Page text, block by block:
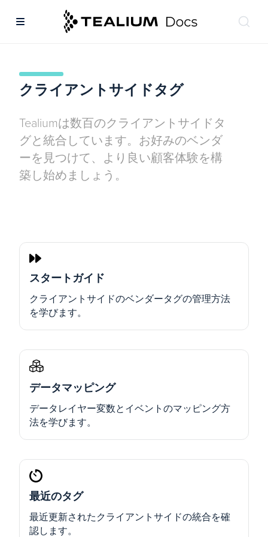
クライアントサイドタグ
Tealiumは数百のクライアントサイドタ
グと統合しています。お好みのベンダ
ーを見つけて、より良い顧客体験を構
築し始めましょう。
スタートガイド
クライアントサイドのベンダータグの管理方法
を学びます。
データマッピング
データレイヤー変数とイベントのマッピング方
法を学びます。
最近のタグ
最近更新されたクライアントサイドの統合を確
認します。